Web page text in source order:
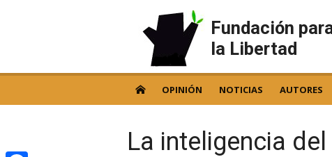
Fundación
la Libertad
OPINIÓN NOTICIAS AUTORES
La inteligencia del